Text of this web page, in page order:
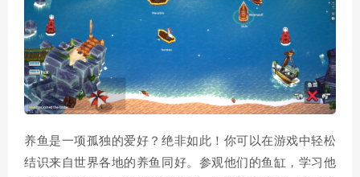
养鱼是一项孤独的爱好？绝非如此！你可以在游戏中轻松
结识来自世界各地的养鱼同好。参观他们的鱼缸，学习他